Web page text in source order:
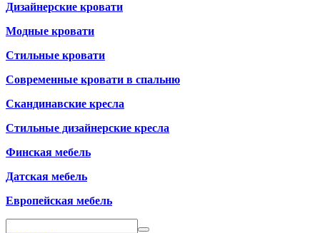
Дизайнерские кровати
Модные кровати
Стильные кровати
Современные кровати в спальню
Скандинавские кресла
Стильные дизайнерские кресла
Финская мебель
Датская мебель
Европейская мебель